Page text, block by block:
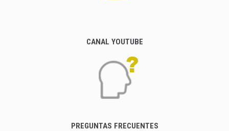
CANAL YOUTUBE
PREGUNTAS FRECUENTES